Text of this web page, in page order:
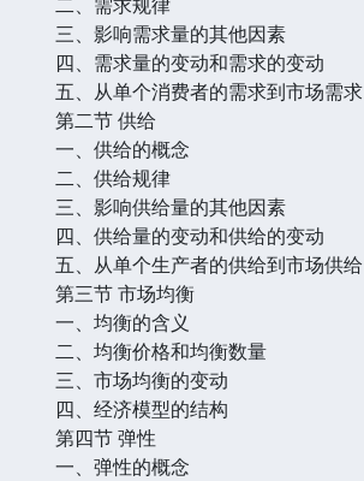
三、影响需求量的其他因素
四、需求量的变动和需求的变动
五、从单个消费者的需求到市场需求
第二节 供给
一、供给的概念
二、供给规律
三、影响供给量的其他因素
四、供给量的变动和供给的变动
五、从单个生产者的供给到市场供给
第三节 市场均衡
一、均衡的含义
二、均衡价格和均衡数量
三、市场均衡的变动
四、经济模型的结构
第四节 弹性
一、弹性的概念